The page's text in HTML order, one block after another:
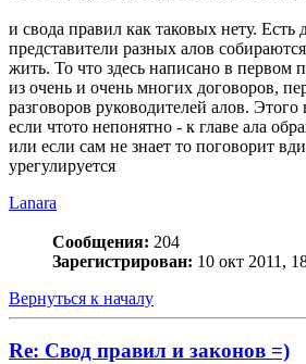
и свода правил как таковых нету. Есть
представители разных алов
жить. То что здесь написано в первом
из очень и очень многих договоров,
разговоров руководителей алов. Этого
если чтото непонятно - к главе ала
или если сам не знает то поговорит
урегулируется
Lanara
Сообщения: 204
Зарегистрирован: 10 окт 2011,
Вернуться к началу
Re: Свод правил и законов =)